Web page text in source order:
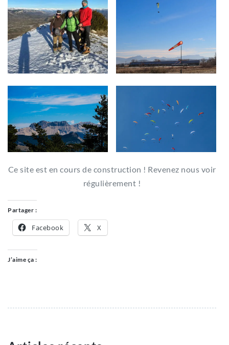
Ce site est en cours de construction ! Revenez nous voir
régulièrement !
Partager :
Facebook X
J’aime ça :